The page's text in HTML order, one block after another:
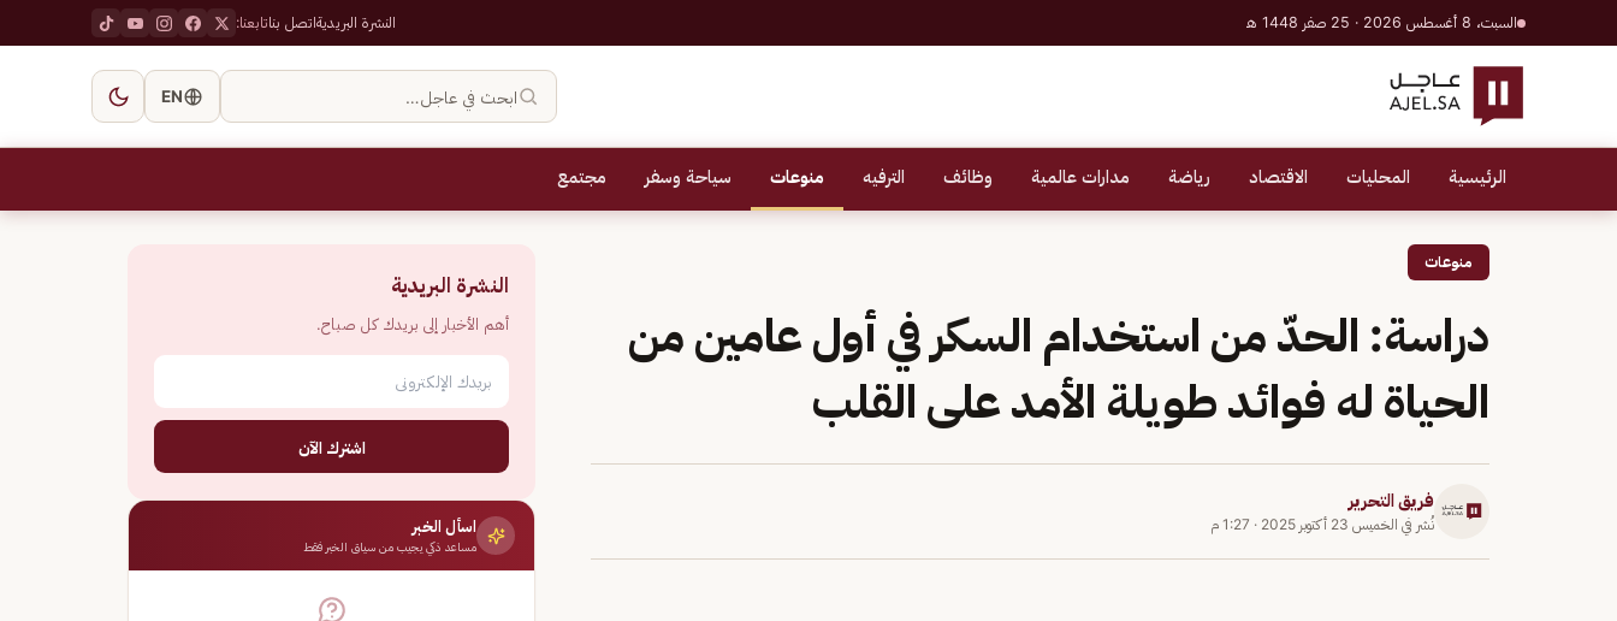
السبت، 8 أغسطس 2026 · 25 صفر 1448 هـ النشرة البريديةاتصل بناتابعنا:
ابحث في عاجل… EN
الرئيسية المحليات الاقتصاد رياضة مدارات عالمية وظائف الترفيه منوعات سياحة وسفر مجتمع
منوعات
دراسة: الحدّ من استخدام السكر في أول عامين من
الحياة له فوائد طويلة الأمد على القلب
فريق التحرير
نُشر في الخميس 23 أكتوبر 2025 · 1:27 م
النشرة البريدية
أهم الأخبار إلى بريدك كل صباح.
اشترك الآن
اسأل الخبر
مساعد ذكي يجيب من سياق الخبر فقط